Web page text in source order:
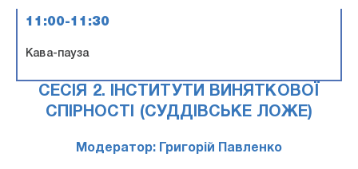
11:00-11:30
Кава-пауза
СЕСІЯ 2. ІНСТИТУТИ ВИНЯТКОВОЇ
СПІРНОСТІ (СУДДІВСЬКЕ ЛОЖЕ)
Модератор: Григорій Павленко